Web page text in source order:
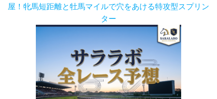
屋！牝馬短距離と牡馬マイルで穴をあける特攻型スプリン
ター